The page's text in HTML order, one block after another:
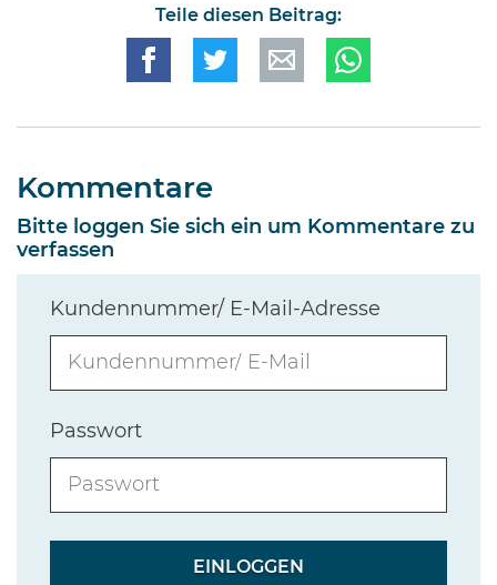
Teile diesen Beitrag:
Kommentare
Bitte loggen Sie sich ein um Kommentare zu
verfassen
Kundennummer/ E-Mail-Adresse
Passwort